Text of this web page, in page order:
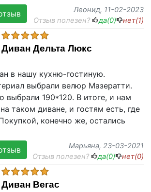
Леонид, 11-02-2023
Отзыв полезен?
да(0) нет(1)
Диван Дельта Люкс
в нашу кухню-гостиную.
выбрали велюр Мазератти.
выбрали 190*120. В итоге, и нам
таком диване, и гостям есть, где
конечно же, остались
Марьяна, 23-03-2021
Отзыв полезен?
да(0) нет(0)
Диван Вегас